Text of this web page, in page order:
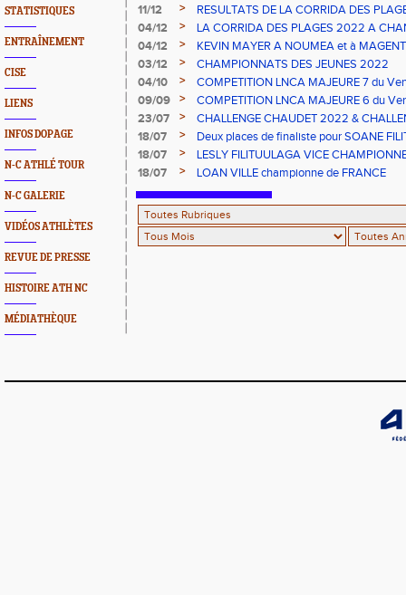
STATISTIQUES
ENTRAÎNEMENT
CISE
LIENS
INFOS DOPAGE
N-C ATHLÉ TOUR
N-C GALERIE
VIDÉOS ATHLÈTES
REVUE DE PRESSE
HISTOIRE ATH NC
MÉDIATHÈQUE
11/12
>
RESULTATS DE LA CORRIDA DES
04/12
>
LA CORRIDA DES PLAGES 2022 A
04/12
>
KEVIN MAYER A NOUMEA et à
03/12
>
CHAMPIONNATS DES JEUNES 2022
04/10
>
COMPETITION LNCA MAJEURE 7 du
09/09
>
COMPETITION LNCA MAJEURE 6 du
2022
23/07 >
CHALLENGE CHAUDET 2022 &
18/07
>
Deux places de finaliste pour SOANE
championnats de France CADETS de
18/07 >
LESLY FILITUULAGA VICE
NC au DISQUE JUNIORS
18/07 > LOAN VILLE championne de FRANCE